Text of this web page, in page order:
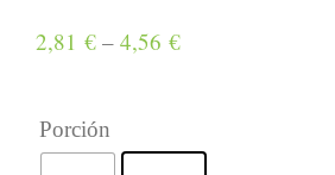
2,81 € – 4,56 €
Porción